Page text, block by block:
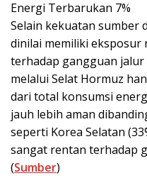
Energi Terbarukan 7%
Selain kekuatan sumber
dinilai memiliki eksposur
terhadap gangguan
melalui Selat Hormuz
dari total konsumsi
jauh lebih aman
seperti Korea Selatan
sangat rentan terhadap
(Sumber)